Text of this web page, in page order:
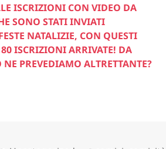
ISCRIZIONI CON VIDEO DA
SONO STATI INVIATI
NATALIZIE, CON QUESTI
ISCRIZIONI ARRIVATE! DA
PREVEDIAMO ALTRETTANTE?